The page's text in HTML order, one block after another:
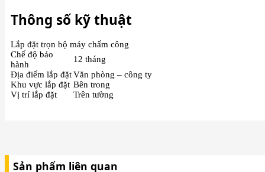
Thông số kỹ thuật
Lắp đặt trọn bộ máy chấm công
Chế độ bảo
hành
12 tháng
Địa điểm lắp đặtVăn phòng – công ty
Khu vực lắp đặt Bên trong
Vị trí lắp đặt
Trên tường
Sản phẩm liên quan